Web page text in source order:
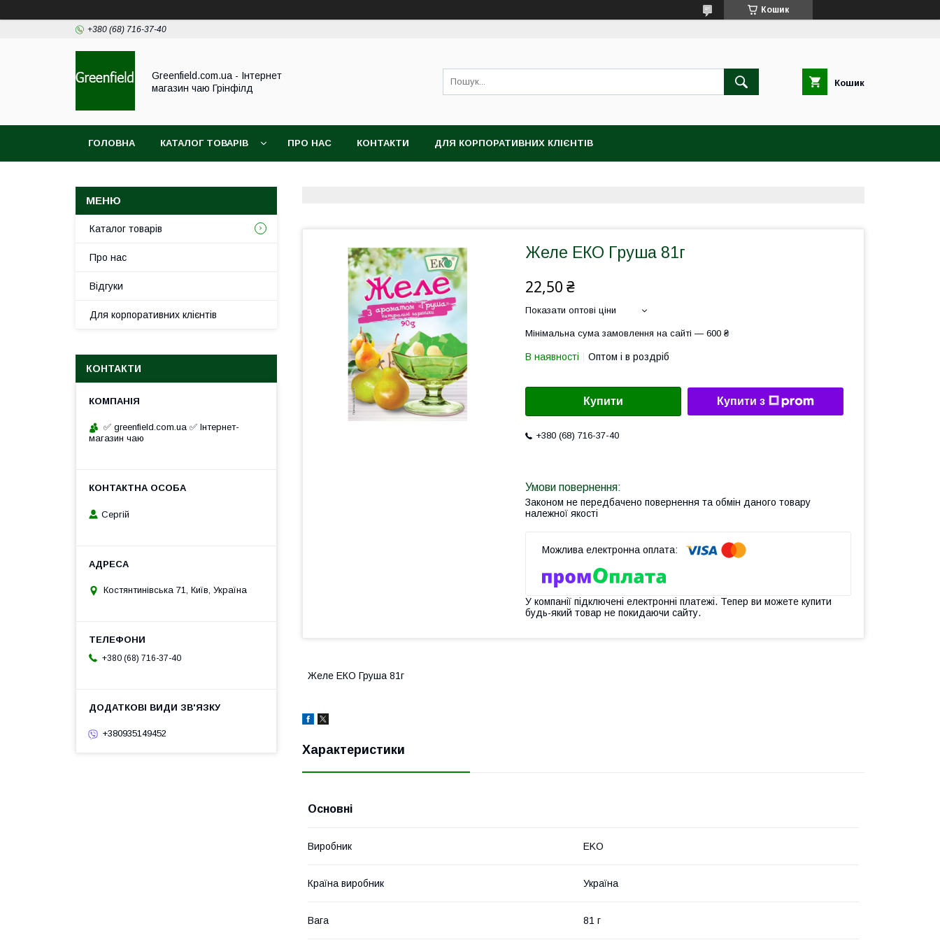
Кошик
+380 (68) 716-37-40
Greenfield.com.ua - Інтернет
магазин чаю Грінфілд
Кошик
ГОЛОВНА КАТАЛОГ ТОВАРІВ ПРО НАС КОНТАКТИ ДЛЯ КОРПОРАТИВНИХ КЛІЄНТІВ
Желе ЕКО Груша 81г
22,50 ₴
Показати оптові ціни
Мінімальна сума замовлення на сайті — 600 ₴
В наявності Оптом і в роздріб
Купити Купити з
+380 (68) 716-37-40
Законом не передбачено повернення та обмін даного товару
належної якості
У компанії підключені електронні платежі. Тепер ви можете купити
будь-який товар не покидаючи сайту.
Желе ЕКО Груша 81г
Характеристики
Основні
Виробник EKO
Країна виробник Україна
Вага 81 г
Каталог товарів
Про нас
Відгуки
Для корпоративних клієнтів
КОНТАКТИ
✅ greenfield.com.ua ✅ Інтернет-
магазин чаю
Сергій
Костянтинівська 71, Київ, Україна
+380 (68) 716-37-40
+380935149452